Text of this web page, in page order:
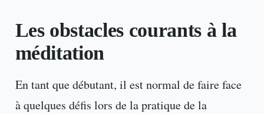
Les obstacles courants à la
méditation
En tant que débutant, il est normal de faire face
à quelques défis lors de la pratique de la